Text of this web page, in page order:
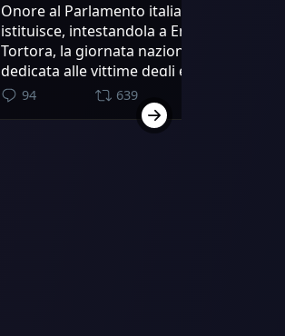
Onore al Parlamento italiano che
istituisce, intestandola a Enzo
Tortora, la giornata nazionale
dedicata alle vittime degli errori
giudiziari. Penso con emozione a
quanto Enzo ne sarebbe
orgoglioso. E guardo con
94 639